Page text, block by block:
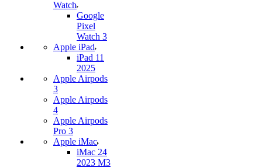
Watch
Google
Pixel
Watch 3
Apple iPad
iPad 11
2025
Apple Airpods
3
Apple Airpods
4
Apple Airpods
Pro 3
Apple iMac
iMac 24
2023 M3